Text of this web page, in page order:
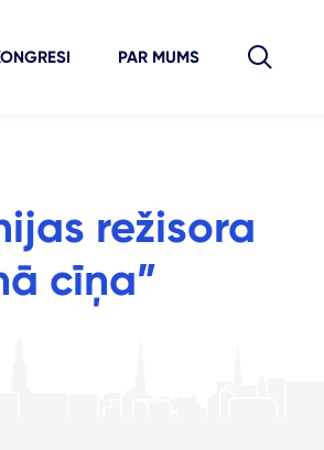
PAR MUMS
režisora
cīņa”